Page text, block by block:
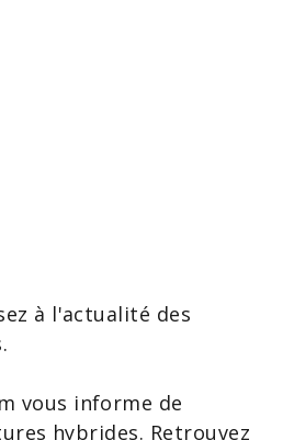
à l'actualité des
vous informe de
hybrides. Retrouvez